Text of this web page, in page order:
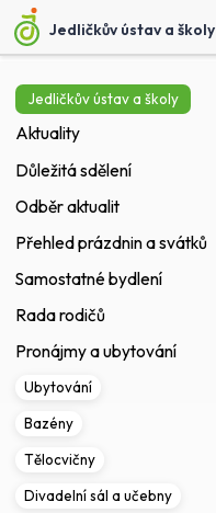
Jedličkův ústav a školy
Jedličkův ústav a školy
Aktuality
Důležitá sdělení
Odběr aktualit
Přehled prázdnin a svátků
Samostatné bydlení
Rada rodičů
Pronájmy a ubytování
Ubytování
Bazény
Tělocvičny
Divadelní sál a učebny